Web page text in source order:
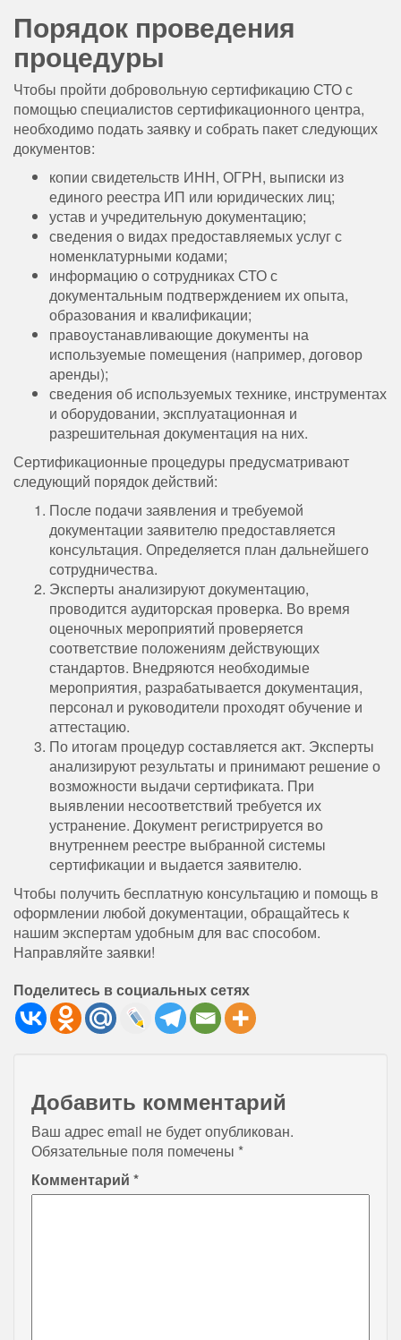
Порядок проведения
процедуры
Чтобы пройти добровольную сертификацию СТО с
помощью специалистов сертификационного центра,
необходимо подать заявку и собрать пакет следующих
документов:
копии свидетельств ИНН, ОГРН, выписки из
единого реестра ИП или юридических лиц;
устав и учредительную документацию;
сведения о видах предоставляемых услуг с
номенклатурными кодами;
информацию о сотрудниках СТО с
документальным подтверждением их опыта,
образования и квалификации;
правоустанавливающие документы на
используемые помещения (например, договор
аренды);
сведения об используемых технике, инструментах
и оборудовании, эксплуатационная и
разрешительная документация на них.
Сертификационные процедуры предусматривают
следующий порядок действий:
После подачи заявления и требуемой
документации заявителю предоставляется
консультация. Определяется план дальнейшего
сотрудничества.
Эксперты анализируют документацию,
проводится аудиторская проверка. Во время
оценочных мероприятий проверяется
соответствие положениям действующих
стандартов. Внедряются необходимые
мероприятия, разрабатывается документация,
персонал и руководители проходят обучение и
аттестацию.
По итогам процедур составляется акт. Эксперты
анализируют результаты и принимают решение о
возможности выдачи сертификата. При
выявлении несоответствий требуется их
устранение. Документ регистрируется во
внутреннем реестре выбранной системы
сертификации и выдается заявителю.
Чтобы получить бесплатную консультацию и помощь в
оформлении любой документации, обращайтесь к
нашим экспертам удобным для вас способом.
Направляйте заявки!
Поделитесь в социальных сетях
Добавить комментарий
Ваш адрес email не будет опубликован.
Обязательные поля помечены *
Комментарий *